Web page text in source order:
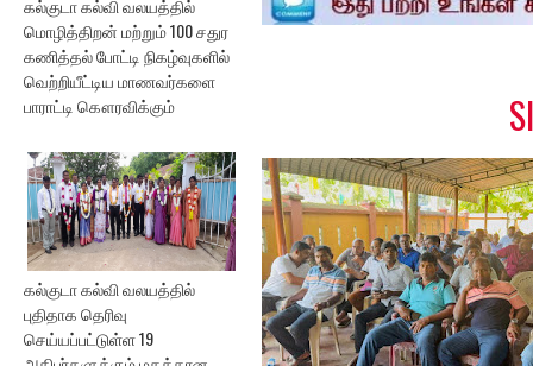
கல்குடா கல்வி வலயத்தில்
மொழித்திறன் மற்றும் 100 சதுர
கணித்தல் போட்டி நிகழ்வுகளில்
வெற்றியீட்டிய மாணவர்களை
பாராட்டி கௌரவிக்கும்
கல்குடா கல்வி வலயத்தில்
புதிதாக தெரிவு
செய்யப்பட்டுள்ள 19
b
o
t
e
e
r
e